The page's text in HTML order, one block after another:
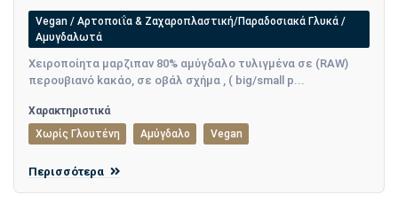
Vegan / Αρτοποιΐα & Ζαχαροπλαστική/Παραδοσιακά Γλυκά /
Αμυγδαλωτά
Χειροποίητα μαρζιπαν 80% αμύγδαλο τυλιγμένα σε (RAW)
περουβιανό kακάο, σε οβάλ σχήμα , ( big/small p...
Χαρακτηριστικά
Χωρίς Γλουτένη
Αμύγδαλο Vegan
Περισσότερα